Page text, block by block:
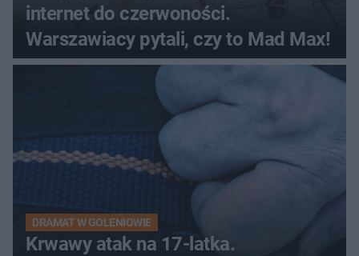
internet do czerwoności.
Warszawiacy pytali, czy to Mad Max!
DRAMAT W GOLENIOWIE
Krwawy atak na 17-latka.